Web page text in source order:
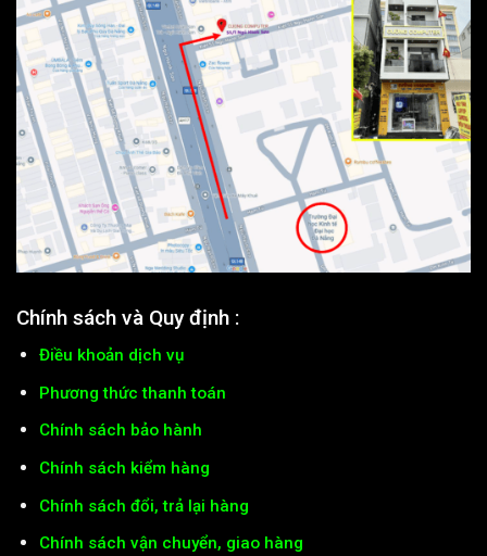
Chính sách và Quy định :
Điều khoản dịch vụ
Phương thức thanh toán
Chính sách bảo hành
Chính sách kiểm hàng
Chính sách đổi, trả lại hàng
Chính sách vận chuyển, giao hàng